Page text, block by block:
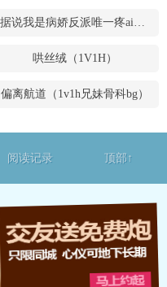
据说我是病娇反派唯一疼ai的妹妹（兄妹骨）
哄丝绒（1V1H）
偏离航道（1v1h兄妹骨科bg）
阅读记录 顶部↑